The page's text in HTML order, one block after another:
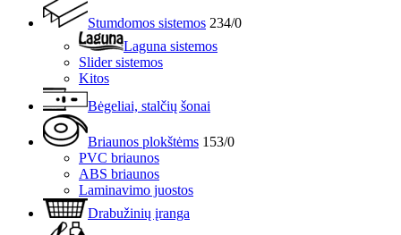
Stumdomos sistemos 234/0
Laguna sistemos
Slider sistemos
Kitos
Bėgeliai, stalčių šonai
Briaunos plokštėms 153/0
PVC briaunos
ABS briaunos
Laminavimo juostos
Drabužinių įranga